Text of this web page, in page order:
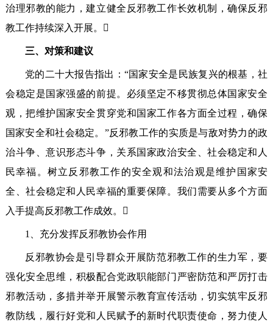
治理邪教的能力，建立健全反邪教工作长效机制，确保反邪
教工作持续深入开展。
三、对策和建议
党的二十大报告指出：“国家安全是民族复兴的根基，社
会稳定是国家强盛的前提。必须坚定不移贯彻总体国家安全
观，把维护国家安全贯穿党和国家工作各方面全过程，确保
国家安全和社会稳定。”反邪教工作的实质是与敌对势力的政
治斗争、意识形态斗争，关系国家政治安全、社会稳定和人
民幸福。树立反邪教工作的安全观和法治观是维护国家安
全、社会稳定和人民幸福的重要保障。我们需要从多个方面
入手提高反邪教工作成效。
1、充分发挥反邪教协会作用
反邪教协会是引导群众开展防范邪教工作的生力军，要
强化安全思维，积极配合党政职能部门严密防范和严厉打击
邪教活动，多措并举开展警示教育宣传活动，切实筑牢反邪
教防线，履行好党和人民赋予的新时代职责使命，努力使人